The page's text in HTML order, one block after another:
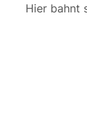
Hier bahnt